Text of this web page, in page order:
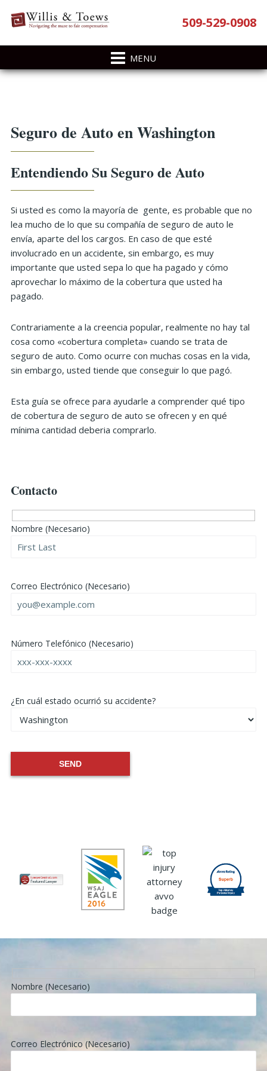
509-529-0908
Seguro de Auto en Washington
Entendiendo Su Seguro de Auto
Si usted es como la mayoría de gente, es probable que no
lea mucho de lo que su compañía de seguro de auto le
envía, aparte del los cargos. En caso de que esté
involucrado en un accidente, sin embargo, es muy
importante que usted sepa lo que ha pagado y cómo
aprovechar lo máximo de la cobertura que usted ha
pagado.
Contrariamente a la creencia popular, realmente no hay tal
cosa como «cobertura completa» cuando se trata de
seguro de auto. Como ocurre con muchas cosas en la vida,
sin embargo, usted tiende que conseguir lo que pagó.
Esta guía se ofrece para ayudarle a comprender qué tipo
de cobertura de seguro de auto se ofrecen y en qué
mínima cantidad deberia comprarlo.
Primary
Sidebar
Contacto
Nombre (Necesario)
Correo Electrónico (Necesario)
Número Telefónico (Necesario)
¿En cuál estado ocurrió su accidente?
Nombre (Necesario)
Correo Electrónico (Necesario)